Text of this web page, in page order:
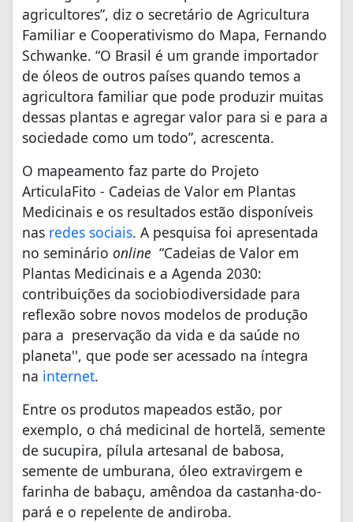
agricultores”, diz o secretário de Agricultura
Familiar e Cooperativismo do Mapa, Fernando
Schwanke. “O Brasil é um grande importador
de óleos de outros países quando temos a
agricultora familiar que pode produzir muitas
dessas plantas e agregar valor para si e para a
sociedade como um todo”, acrescenta.
O mapeamento faz parte do Projeto
ArticulaFito - Cadeias de Valor em Plantas
Medicinais e os resultados estão disponíveis
nas redes sociais. A pesquisa foi apresentada
no seminário online “Cadeias de Valor em
Plantas Medicinais e a Agenda 2030:
contribuições da sociobiodiversidade para
reflexão sobre novos modelos de produção
para a preservação da vida e da saúde no
planeta'', que pode ser acessado na íntegra
na internet.
Entre os produtos mapeados estão, por
exemplo, o chá medicinal de hortelã, semente
de sucupira, pílula artesanal de babosa,
semente de umburana, óleo extravirgem e
farinha de babaçu, amêndoa da castanha-do-
pará e o repelente de andiroba.